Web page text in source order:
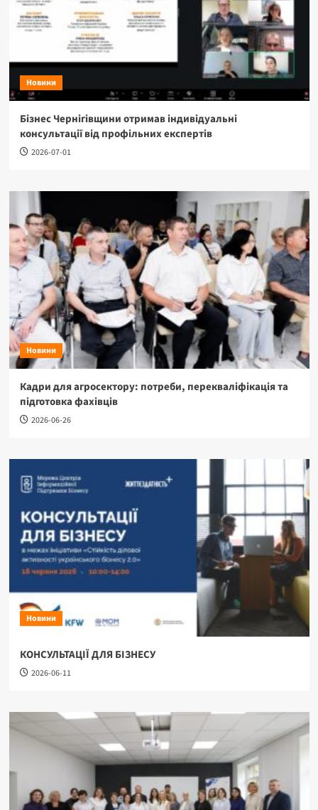
Новини
Бізнес Чернігівщини отримав індивідуальні
консультації від профільних експертів
2026-07-01
Новини
Кадри для агросектору: потреби, перекваліфікація та
підготовка фахівців
2026-06-26
Новини
КОНСУЛЬТАЦІЇ ДЛЯ БІЗНЕСУ
2026-06-11